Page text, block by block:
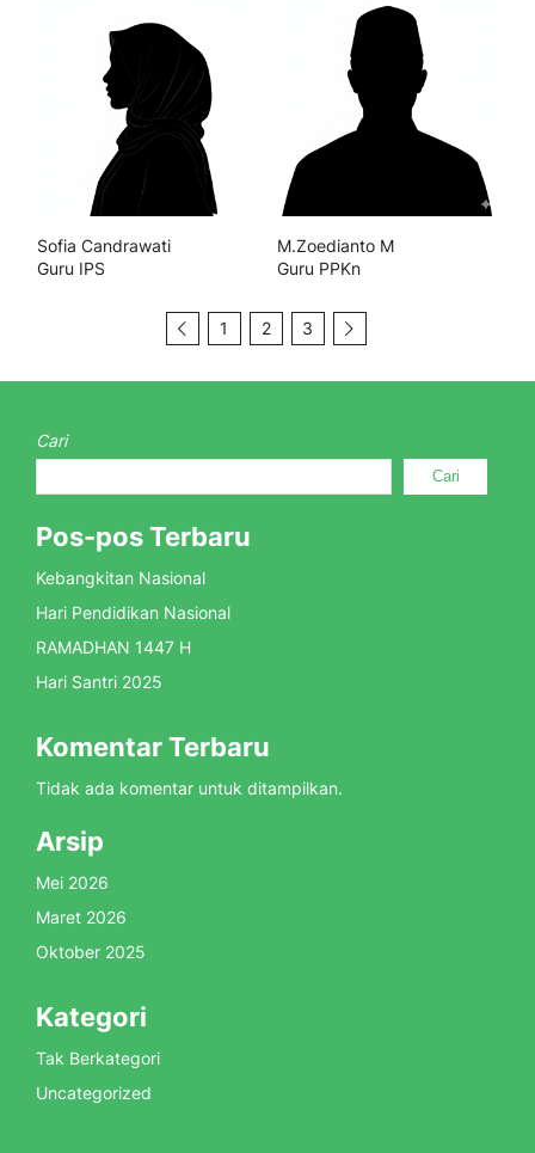
Sofia Candrawati
Guru IPS
M.Zoedianto M
Guru PPKn
1 2 3
Cari
Cari
Pos-pos Terbaru
Kebangkitan Nasional
Hari Pendidikan Nasional
RAMADHAN 1447 H
Hari Santri 2025
Komentar Terbaru
Tidak ada komentar untuk ditampilkan.
Arsip
Mei 2026
Maret 2026
Oktober 2025
Kategori
Tak Berkategori
Uncategorized